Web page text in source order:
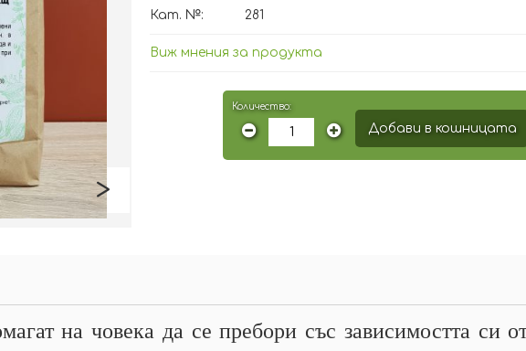
>
Кат. №: 281
Виж мнения за продукта
Количество:
Добави в кошницата
на човека да се пребори със зависимостта си